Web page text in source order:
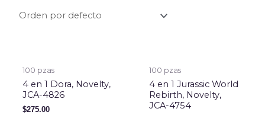
100 pzas
4 en 1 Dora, Novelty,
JCA-4826
$275.00
100 pzas
4 en 1 Jurassic World
Rebirth, Novelty,
JCA-4754